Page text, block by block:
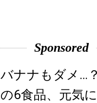
Sponsored
バナナもダメ…
の6食品、元気